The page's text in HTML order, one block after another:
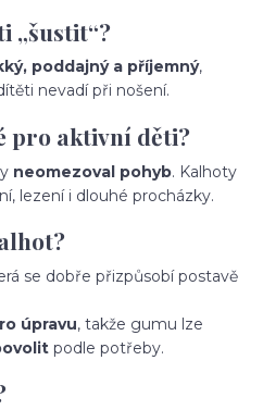
„šustit“?
poddajný a příjemný,
nevadí při nošení.
pro aktivní děti?
neomezoval pohyb. Kalhoty
lezení i dlouhé procházky.
se dobře přizpůsobí postavě
úpravu, takže gumu lze
podle potřeby.